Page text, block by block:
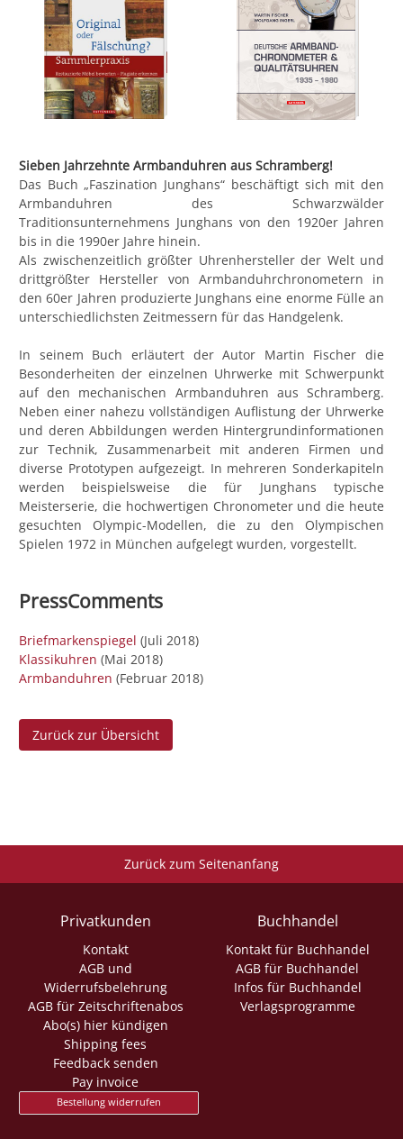
Sieben Jahrzehnte Armbanduhren aus Schramberg!
Das Buch „Faszination Junghans“ beschäftigt sich mit den
Armbanduhren des Schwarzwälder
Traditionsunternehmens Junghans von den 1920er Jahren
bis in die 1990er Jahre hinein.
Als zwischenzeitlich größter Uhrenhersteller der Welt und
drittgrößter Hersteller von Armbanduhrchronometern in
den 60er Jahren produzierte Junghans eine enorme Fülle an
unterschiedlichsten Zeitmessern für das Handgelenk.
In seinem Buch erläutert der Autor Martin Fischer die
Besonderheiten der einzelnen Uhrwerke mit Schwerpunkt
auf den mechanischen Armbanduhren aus Schramberg.
Neben einer nahezu vollständigen Auflistung der Uhrwerke
und deren Abbildungen werden Hintergrundinformationen
zur Technik, Zusammenarbeit mit anderen Firmen und
diverse Prototypen aufgezeigt. In mehreren Sonderkapiteln
werden beispielsweise die für Junghans typische
Meisterserie, die hochwertigen Chronometer und die heute
gesuchten Olympic-Modellen, die zu den Olympischen
Spielen 1972 in München aufgelegt wurden, vorgestellt.
PressComments
Briefmarkenspiegel (Juli 2018)
Klassikuhren (Mai 2018)
Armbanduhren (Februar 2018)
Zurück zur Übersicht
Zurück zum Seitenanfang
Privatkunden
Kontakt
AGB und
Widerrufsbelehrung
AGB für Zeitschriftenabos
Abo(s) hier kündigen
Shipping fees
Feedback senden
Pay invoice
Bestellung widerrufen
Buchhandel
Kontakt für Buchhandel
AGB für Buchhandel
Infos für Buchhandel
Verlagsprogramme